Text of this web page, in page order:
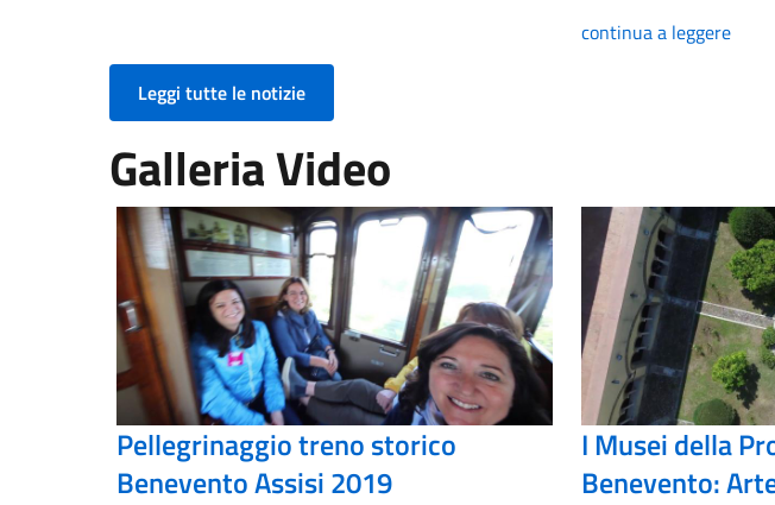
continua a leggere
Leggi tutte le notizie
Galleria Video
Pellegrinaggio treno storico
Benevento Assisi 2019
I Musei della
Benevento: